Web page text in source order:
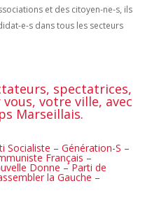
et des citoyen-ne-s, ils
e-s dans tous les secteurs
spectatrices,
votre ville, avec
Marseillais.
Socialiste – Génération-S –
Français –
Donne – Parti de
la Gauche –